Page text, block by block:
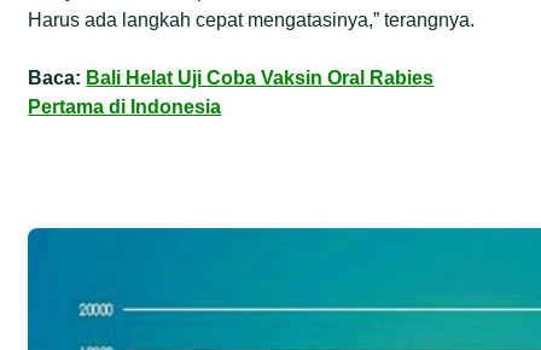
Harus ada langkah cepat mengatasinya,” terangnya.
Baca: Bali Helat Uji Coba Vaksin Oral Rabies
Pertama di Indonesia